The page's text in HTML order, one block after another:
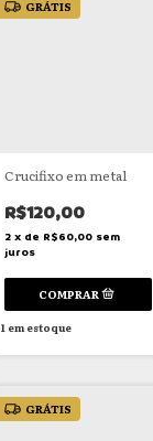
GRÁTIS
Crucifixo em metal
R$120,00
2 x de R$60,00 sem
juros
1em estoque
GRÁTIS